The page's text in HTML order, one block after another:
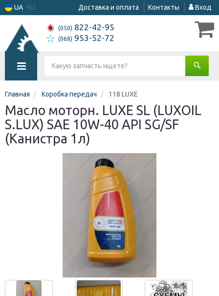
UA RU Доставка и оплата Контакты Вход
(050) 822-42-95
(068) 953-52-72
Главная Коробка передач 118 LUXE
Масло моторн. LUXE SL (LUXOIL
S.LUX) SAE 10W-40 API SG/SF
(Канистра 1л)